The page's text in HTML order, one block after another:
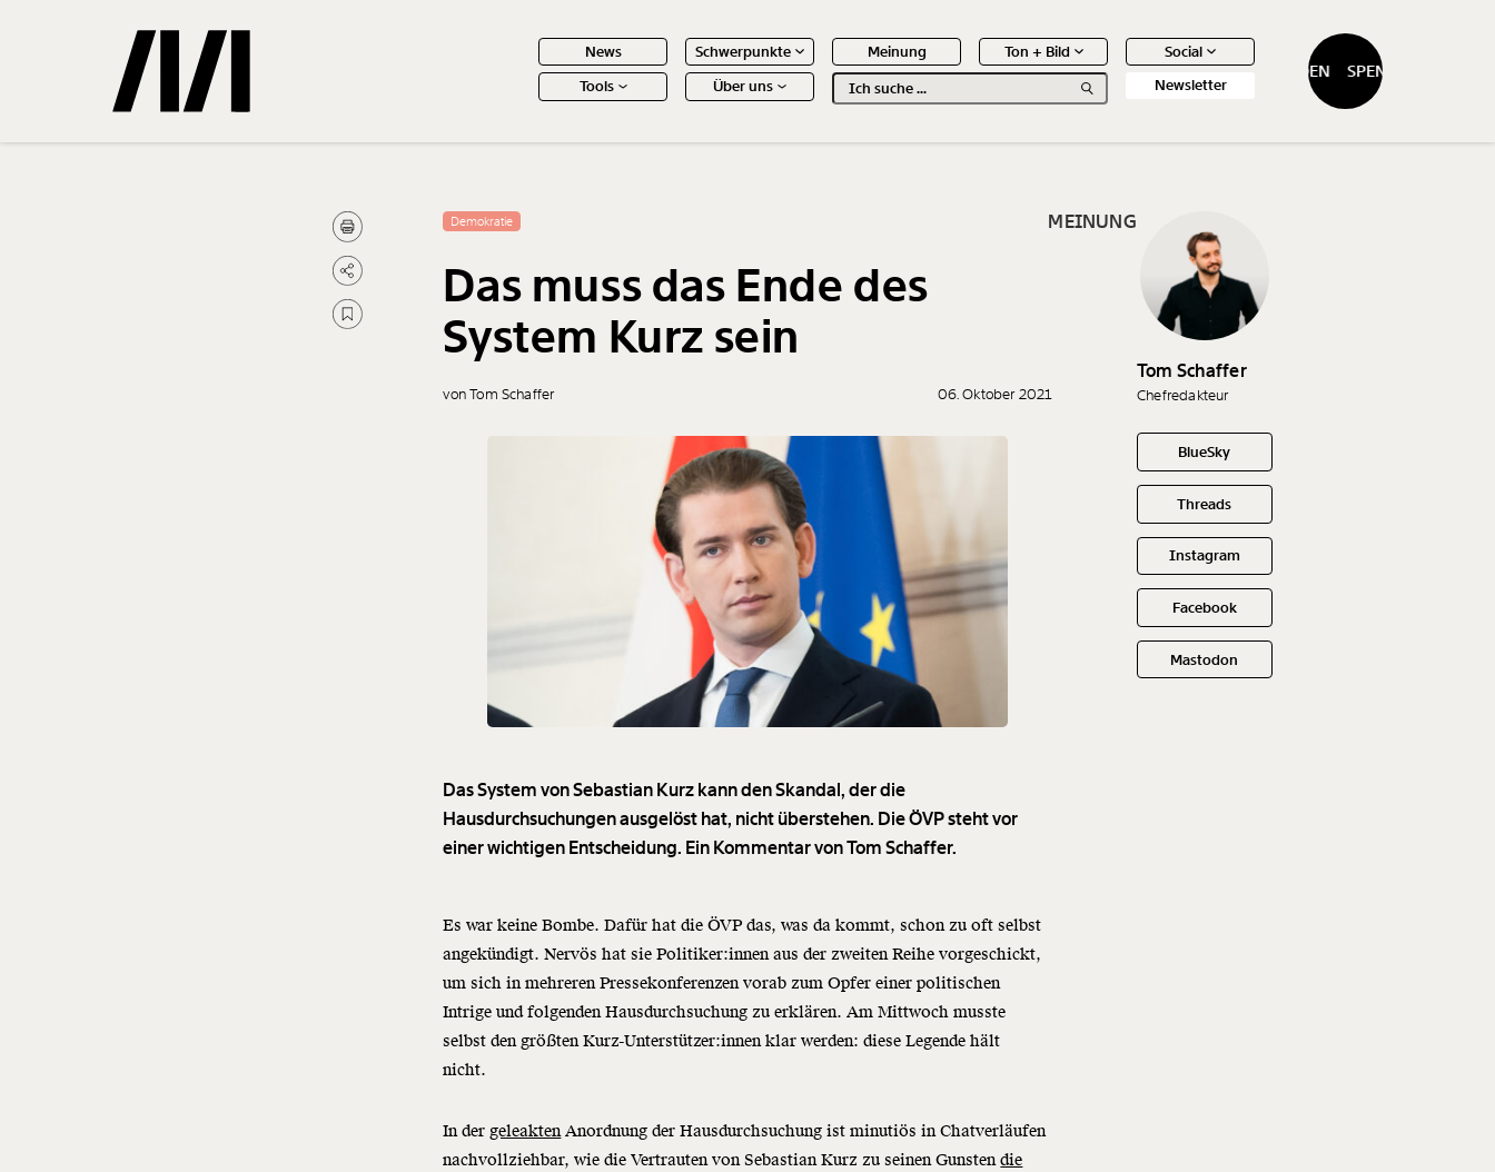
News Schwerpunkte Meinung Ton + Bild
Social
Tools
Über uns Newsletter
SPENDEN SPENDEN
Gemerkte Inhalte
Treffer Artikel
Demokratie
Das muss das Ende des
System Kurz sein
von Tom Schaffer 06. Oktober 2021
Das System von Sebastian Kurz kann den Skandal, der die
Hausdurchsuchungen ausgelöst hat, nicht überstehen. Die ÖVP steht vor
einer wichtigen Entscheidung. Ein Kommentar von Tom Schaffer.
Es war keine Bombe. Dafür hat die ÖVP das, was da kommt, schon zu oft selbst
angekündigt. Nervös hat sie Politiker:innen aus der zweiten Reihe vorgeschickt,
um sich in mehreren Pressekonferenzen vorab zum Opfer einer politischen
Intrige und folgenden Hausdurchsuchung zu erklären. Am Mittwoch musste
selbst den größten Kurz-Unterstützer:innen klar werden: diese Legende hält
nicht.
In dergeleaktenAnordnung der Hausdurchsuchung ist minutiös in Chatverläufen
nachvollziehbar, wie die Vertrauten von Sebastian Kurz zu seinen Gunstendie
MEINUNG
Tom Schaffer
Chefredakteur
BlueSky
Threads
Instagram
Facebook
Mastodon